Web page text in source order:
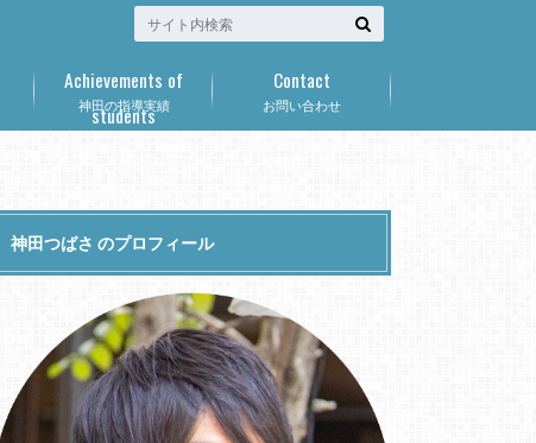
神田の指導実績
Achievements of
students
お問い合わせ
Contact
神田つばさ のプロフィール